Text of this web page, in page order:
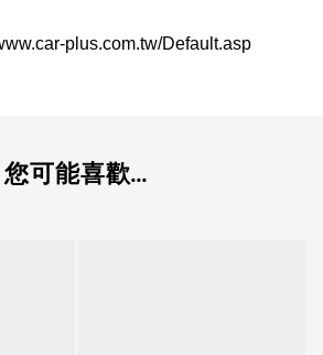
plus.com.tw/Default.asp
您可能喜歡...